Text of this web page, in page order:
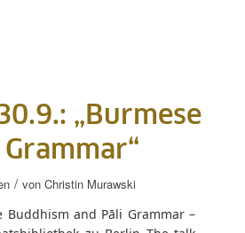
„Burmese
/ von Christin Murawski
Buddhism and Pāli Grammar –